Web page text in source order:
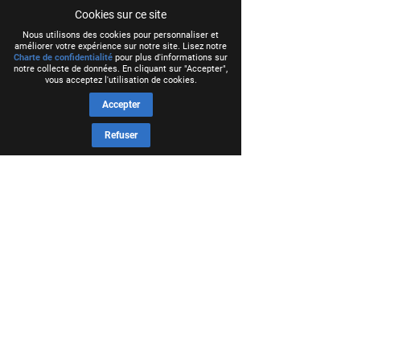
Cookies sur ce site
Nous utilisons des cookies pour personnaliser et
améliorer votre expérience sur notre site. Lisez notre
Charte de confidentialité pour plus d'informations sur
notre collecte de données. En cliquant sur "Accepter",
vous acceptez l'utilisation de cookies.
Accepter
Refuser